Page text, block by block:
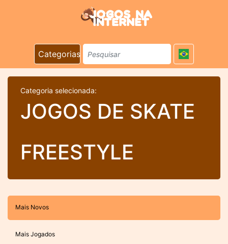
Categorias
Categoria selecionada:
JOGOS DE SKATE
FREESTYLE
Mais Novos
Mais Jogados